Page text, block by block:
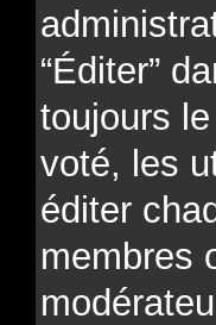
“Éditer”
toujours
voté, les
éditer
membres